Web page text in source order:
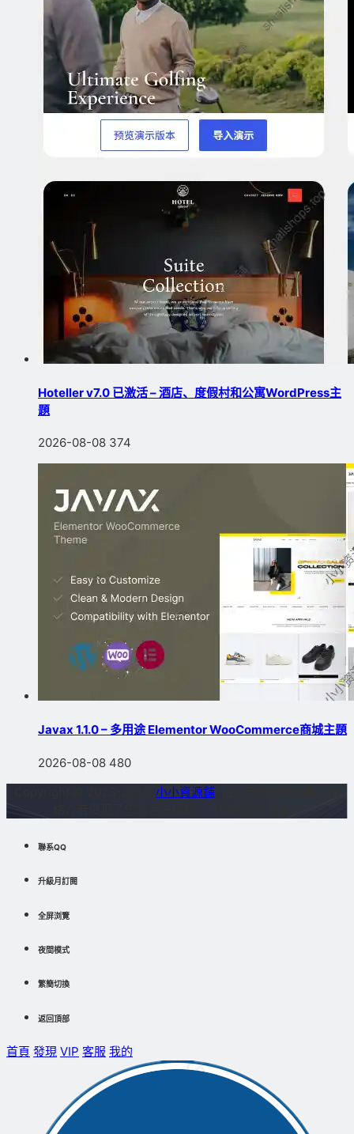
Hoteller v7.0 已激活 – 酒店、度假村和公寓WordPress主
題
2026-08-08 374
Javax 1.1.0 – 多用途 Elementor WooCommerce商城主題
2026-08-08 480
小小資源鋪
聯系QQ
升級月訂閱
全屏浏覽
夜間模式
繁簡切換
返回頂部
首頁 發現 VIP 客服 我的